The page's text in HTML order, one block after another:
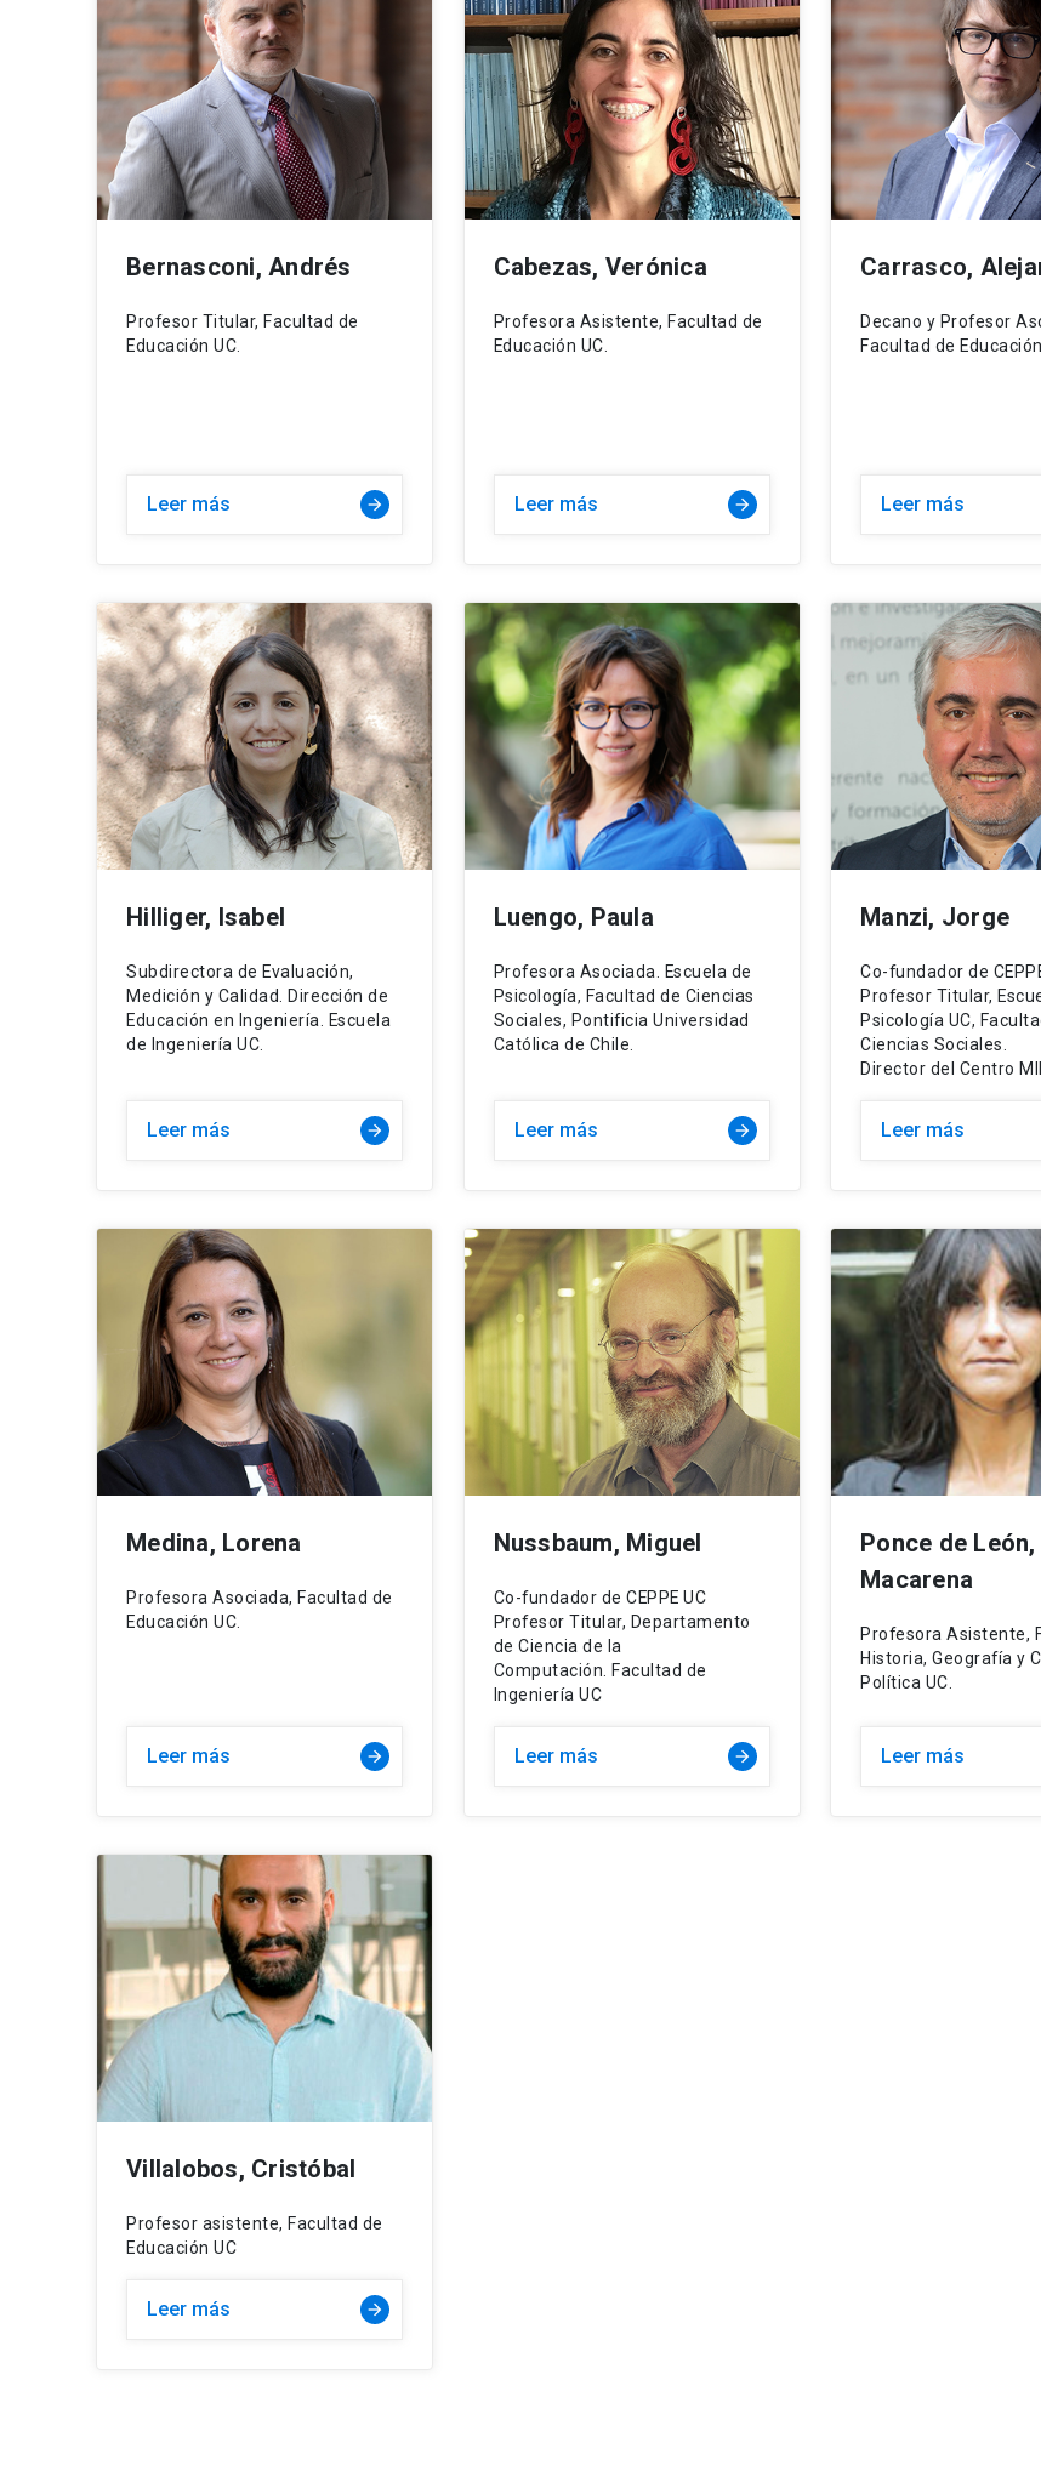
Bernasconi, Andrés
Profesor Titular, Facultad de
Educación UC.
Leer más
Cabezas, Verónica
Profesora Asistente, Facultad de
Educación UC.
Leer más
Carrasco,
Decano y Profesor
Facultad de Educación
Leer más
Hilliger, Isabel
Subdirectora de Evaluación,
Medición y Calidad. Dirección de
Educación en Ingeniería. Escuela
de Ingeniería UC.
Leer más
Luengo, Paula
Profesora Asociada. Escuela de
Psicología, Facultad de Ciencias
Sociales, Pontificia Universidad
Católica de Chile.
Leer más
Manzi, Jorge
Co-fundador de
Profesor Titular,
Psicología UC,
Ciencias Sociales.
Director del Centro
Leer más
Medina, Lorena
Profesora Asociada, Facultad de
Educación UC.
Leer más
Nussbaum, Miguel
Co-fundador de CEPPE UC
Profesor Titular, Departamento
de Ciencia de la
Computación. Facultad de
Ingeniería UC
Leer más
Ponce de León,
Macarena
Profesora Asistente,
Historia, Geografía y
Política UC.
Leer más
Villalobos, Cristóbal
Profesor asistente, Facultad de
Educación UC
Leer más